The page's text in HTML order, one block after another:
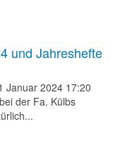
und Jahreshefte
Januar 2024 17:20
der Fa. Külbs